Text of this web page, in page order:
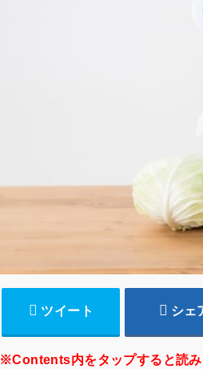
ツイート シェ
※Contents内をタップすると読